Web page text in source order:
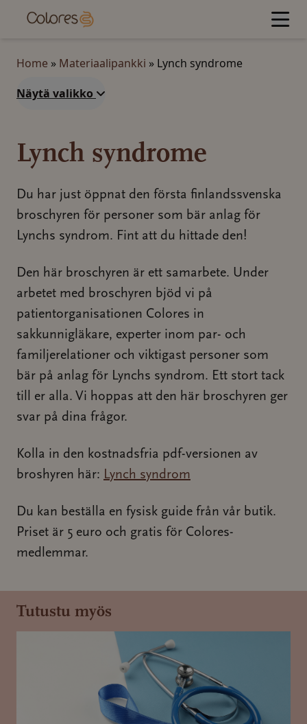
Home » Materiaalipankki » Lynch syndrome
Näytä valikko
Lynch syndrome
Du har just öppnat den första finlandssvenska
broschyren för personer som bär anlag för
Lynchs syndrom. Fint att du hittade den!
Den här broschyren är ett samarbete. Under
arbetet med broschyren bjöd vi på
patientorganisationen Colores in
sakkunnigläkare, experter inom par- och
familjerelationer och viktigast personer som
bär på anlag för Lynchs syndrom. Ett stort tack
till er alla. Vi hoppas att den här broschyren ger
svar på dina frågor.
Kolla in den kostnadsfria pdf-versionen av
broshyren här: Lynch syndrom
Du kan beställa en fysisk guide från vår butik.
Priset är 5 euro och gratis för Colores-
medlemmar.
Tutustu myös